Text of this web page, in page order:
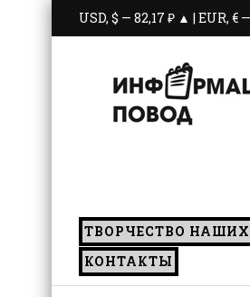
USD, $ — 82,17 ₽ ▲ | EUR, €
ТВОРЧЕСТВО
КОНТАКТЫ